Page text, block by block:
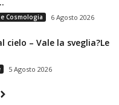
Cosmologia 6 Agosto 2026
cielo – Vale la sveglia?Le
5 Agosto 2026